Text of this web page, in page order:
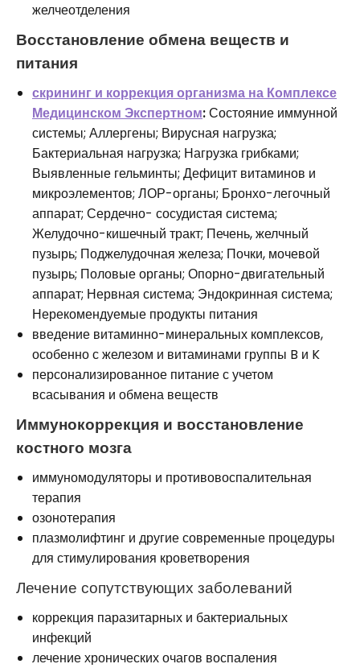
желчеотделения
Восстановление обмена веществ и
питания
скрининг и коррекция организма на Комплексе
Медицинском Экспертном:Состояние иммунной
системы; Аллергены; Вирусная нагрузка;
Бактериальная нагрузка; Нагрузка грибками;
Выявленные гельминты; Дефицит витаминов и
микроэлементов; ЛОР-органы; Бронхо-легочный
аппарат; Сердечно- сосудистая система;
Желудочно-кишечный тракт; Печень, желчный
пузырь; Поджелудочная железа; Почки, мочевой
пузырь; Половые органы; Опорно-двигательный
аппарат; Нервная система; Эндокринная система;
Нерекомендуемые продукты питания
введение витаминно-минеральных комплексов,
особенно с железом и витаминами группы B и K
персонализированное питание с учетом
всасывания и обмена веществ
Иммунокоррекция и восстановление
костного мозга
иммуномодуляторы и противовоспалительная
терапия
озонотерапия
плазмолифтинг и другие современные процедуры
для стимулирования кроветворения
Лечение сопутствующих заболеваний
коррекция паразитарных и бактериальных
инфекций
лечение хронических очагов воспаления